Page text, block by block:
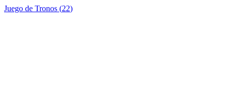
Juego de Tronos (22)